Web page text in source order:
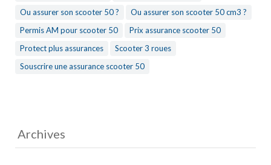
Ou assurer son scooter 50 ?
Ou assurer son scooter 50 cm3 ?
Permis AM pour scooter 50
Prix assurance scooter 50
Protect plus assurances
Scooter 3 roues
Souscrire une assurance scooter 50
Archives